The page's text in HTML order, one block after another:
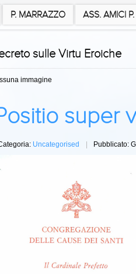
P. MARRAZZO ASS. AMICI
sulle Virtu Eroiche
immagine
super
Uncategorised Pubblicato: